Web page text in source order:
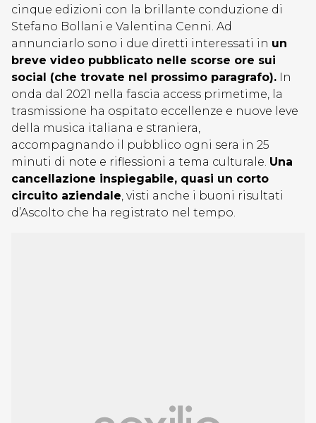
cinque edizioni con la brillante conduzione di
Stefano Bollani e Valentina Cenni. Ad
annunciarlo sono i due diretti interessati in un
breve video pubblicato nelle scorse ore sui
social (che trovate nel prossimo paragrafo). In
onda dal 2021 nella fascia access primetime, la
trasmissione ha ospitato eccellenze e nuove leve
della musica italiana e straniera,
accompagnando il pubblico ogni sera in 25
minuti di note e riflessioni a tema culturale. Una
cancellazione inspiegabile, quasi un corto
circuito aziendale, visti anche i buoni risultati
d’Ascolto che ha registrato nel tempo.